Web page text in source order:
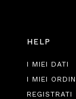
HELP
I MIEI DATI
I MIEI
REGISTRATI